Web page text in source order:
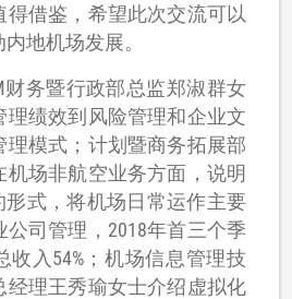
得借鉴，希望此次交流可以
地机场发展。
财务暨行政部总监郑淑群女
理绩效到风险管理和企业文
模式； 计划暨商务拓展部
场非航空业务方面，说明
形式，将机场日常运作主要
司管理，2018年首三个季
收入54%；机场信息管理技
经理王秀瑜女士介绍虚拟化